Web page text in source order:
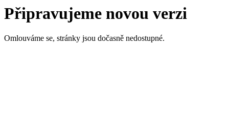
Připravujeme novou verzi
Omlouváme se, stránky jsou dočasně nedostupné.